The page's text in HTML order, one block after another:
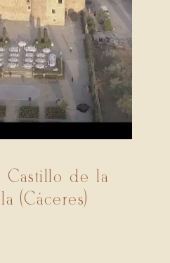
Castillo de la
(Cáceres)